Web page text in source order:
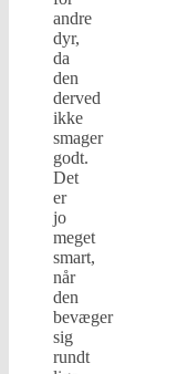
andre
dyr,
da
den
derved
ikke
smager
godt.
Det
er
jo
meget
smart,
når
den
bevæger
sig
rundt